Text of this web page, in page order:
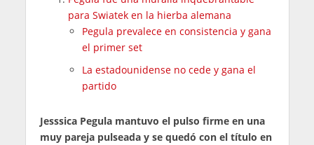
para Swiatek en la hierba alemana
Pegula prevalece en consistencia y gana
el primer set
La estadounidense no cede y gana el
partido
Jesssica Pegula mantuvo el pulso firme en una
muy pareja pulseada y se quedó con el título en